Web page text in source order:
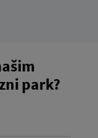
park?